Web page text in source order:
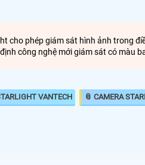
cho phép giám sát hình ảnh trong
công nghệ mới giám sát có màu
VANTECH 📎 CAMERA